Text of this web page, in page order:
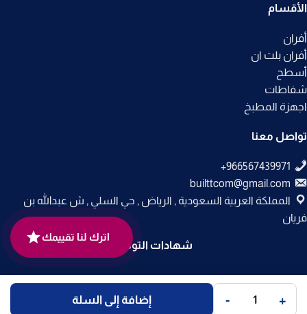
الأقسام
أفران
أفران بلت ان
أسطح
شفاطات
اجهزة المطبخ
تواصل معنا
builttcom@gmail.com
المملكة العربية السعودية , الرياض , حي السلي , ش عبدالله بن
فريان
شهادات التوثيق
جميع الحقوق محفوظة لـمتجر بلت إن© 2025.
تم التطوير بواسطةCode Times
. +
- إضافة إلى السلة
اترك لنا تقييمك